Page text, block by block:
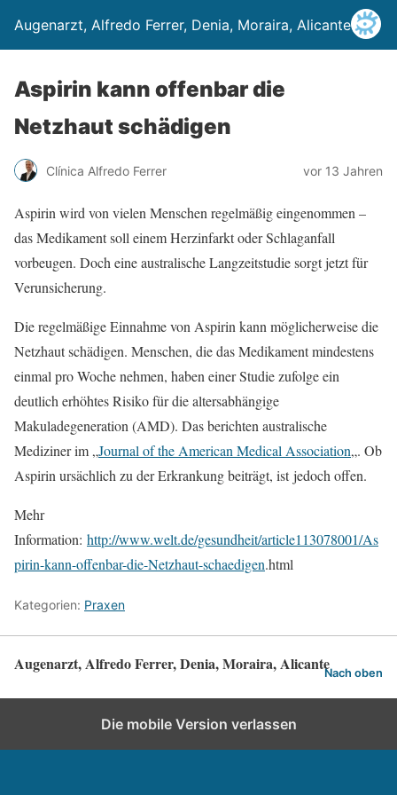
Augenarzt, Alfredo Ferrer, Denia, Moraira, Alicante
Aspirin kann offenbar die
Netzhaut schädigen
Clínica Alfredo Ferrer vor 13 Jahren
Aspirin wird von vielen Menschen regelmäßig eingenommen –
das Medikament soll einem Herzinfarkt oder Schlaganfall
vorbeugen. Doch eine australische Langzeitstudie sorgt jetzt für
Verunsicherung.
Die regelmäßige Einnahme von Aspirin kann möglicherweise die
Netzhaut schädigen. Menschen, die das Medikament mindestens
einmal pro Woche nehmen, haben einer Studie zufolge ein
deutlich erhöhtes Risiko für die altersabhängige
Makuladegeneration (AMD). Das berichten australische
Mediziner im „Journal of the American Medical Association„. Ob
Aspirin ursächlich zu der Erkrankung beiträgt, istjedoch offen.
Mehr
Information: http://www.welt.de/gesundheit/article113078001/As
pirin-kann-offenbar-die-Netzhaut-schaedigen.html
Kategorien: Praxen
Augenarzt, Alfredo Ferrer, Denia, Moraira, AlicanteNach oben
Die mobile Version verlassen